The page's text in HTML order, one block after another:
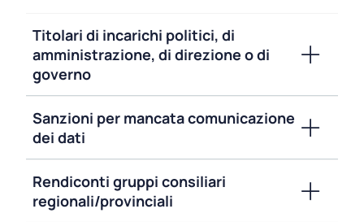
Titolari di incarichi politici, di
amministrazione, di direzione o di
governo
Sanzioni per mancata comunicazione
dei dati
Rendiconti gruppi consiliari
regionali/provinciali